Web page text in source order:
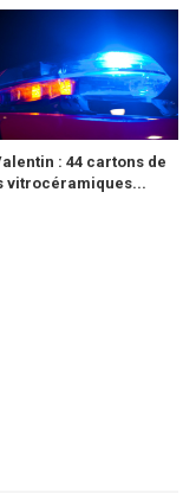
: 44 cartons de
vitrocéramiques...